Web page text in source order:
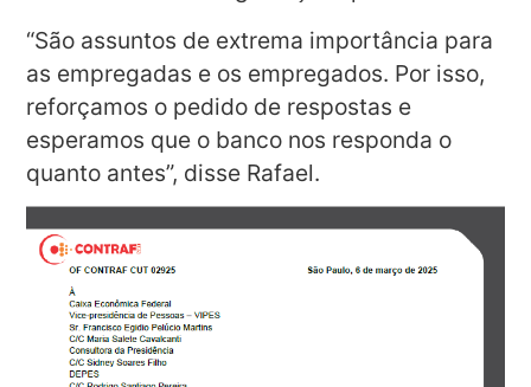
“São assuntos de extrema importância para
as empregadas e os empregados. Por isso,
reforçamos o pedido de respostas e
esperamos que o banco nos responda o
quanto antes”, disse Rafael.